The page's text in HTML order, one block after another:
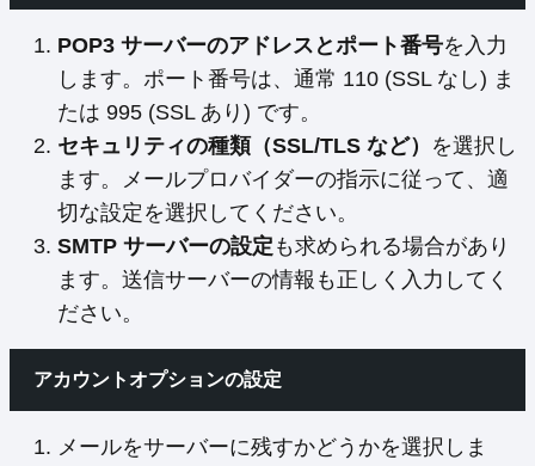
POP3 サーバーのアドレスとポート番号を入力
します。ポート番号は、通常 110 (SSL なし) ま
たは 995 (SSL あり) です。
セキュリティの種類（SSL/TLS など） を選択し
ます。メールプロバイダーの指示に従って、適
切な設定を選択してください。
SMTP サーバーの設定 も求められる場合があり
ます。送信サーバーの情報も正しく入力してく
ださい。
アカウントオプションの設定
メールをサーバーに残すかどうかを選択しま